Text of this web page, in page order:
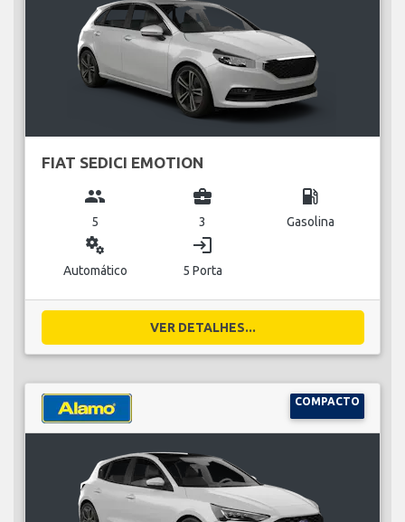
FIAT SEDICI EMOTION
group
5
business_center
3
local_gas_station
Gasolina
miscellaneous_services
Automático
login
5 Porta
VER DETALHES...
COMPACTO